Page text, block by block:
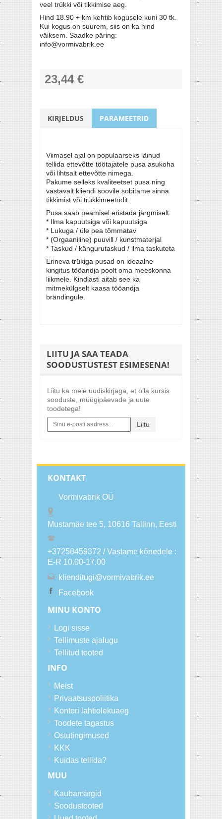
veel trükki või tikkimise aeg.
Hind 18.90 + km kehtib kogusele kuni 30 tk.
Kui kogus on suurem, siis on ka hind
väiksem. Saadke päring:
info@vormivabrik.ee
23,44 €
KIRJELDUS PARAMEETRID
Viimasel ajal on populaarseks läinud
tellida ettevõtte töötajatele pusa asukoha
või lihtsalt ettevõtte nimega.
Pakume selleks kvaliteetset pusa ning
vastavalt kliendi soovile sobitame sinna
tikkimist või trükkimeetodit.
Pusa saab peamisel eristada järgmiselt:
* Ilma kapuutsiga või kapuutsiga
* Lukuga / üle pea tõmmatav
* (Orgaaniline) puuvill / kunstmaterjal
* Taskud / kängurutaskud / ilma taskuteta
Erineva trükiga pusad on ideaalne
kingitus tööandja poolt oma meeskonna
liikmele. Kindlasti aitab see ka
mitmekülgselt kaasa tööandja
brändingule.
LIITU JA SAA TEADA
SOODUSTUSTEST ESIMESENA!
Liitu ka meie uudiskirjaga, et olla kursis
sooduste, müügipäevade ja uute
toodetega!
Liitu
KONTAKT
Vormivabrik OÜ
Mustamäe tee 5, 10616 Tallinn, Eesti
+37258459372 / Vastame kõnedele :
E-R 10.00-17.00
klienditugi@vormivabrik.ee
Facebook
MINU KONTO
Logi sisse
Tellimuste ajalugu
Tellitud tooted
INFO
Meist
Privaatsuspoliitika
Kontori lahtiolekuaeg
Toodete tagastus
Ostutingimused
KKK
Kuidas tellida?
MUU
Kaubamärgid
Soodustooted